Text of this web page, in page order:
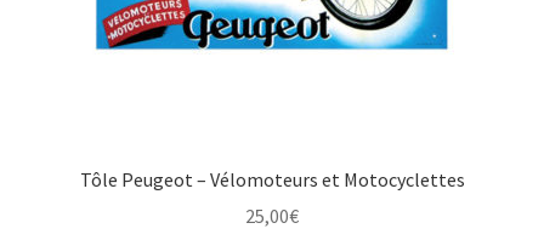
Tôle Peugeot – Vélomoteurs et Motocyclettes
25,00€